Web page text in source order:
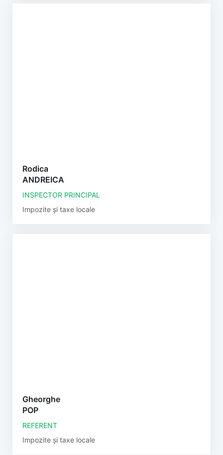
Rodica
ANDREICA
INSPECTOR PRINCIPAL
Impozite și taxe locale
Gheorghe
POP
REFERENT
Impozite și taxe locale